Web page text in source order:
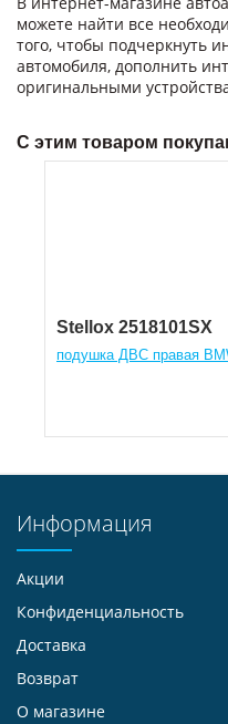
можете найти все
того, чтобы подчеркнуть
автомобиля, дополнить
оригинальными
С этим товаром
Stellox 2518101SX
подушка ДВС правая
Информация
Акции
Конфиденциальность
Доставка
Возврат
О магазине